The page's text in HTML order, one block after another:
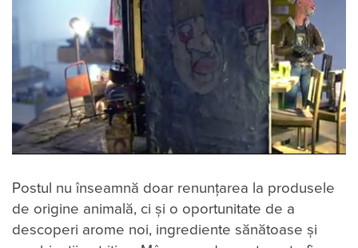
Postul nu înseamnă doar renunțarea la produsele
de origine animală, ci și o oportunitate de a
descoperi arome noi, ingrediente sănătoase și